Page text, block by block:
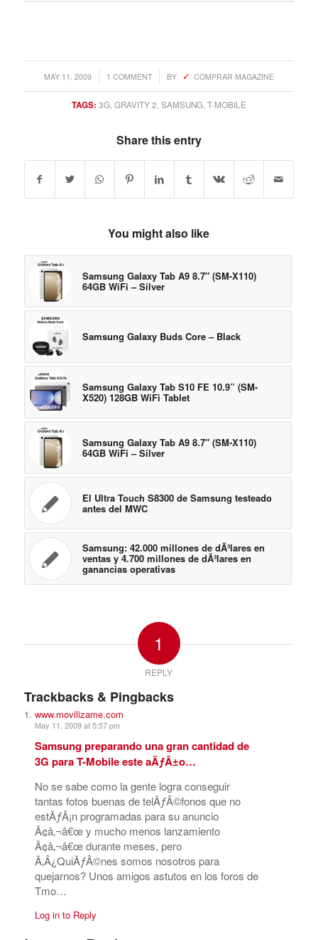
MAY 11, 2009
/ 1 COMMENT
/ BY COMPRAR MAGAZINE
TAGS: 3G, GRAVITY 2 SAMSUNG, T-MOBILE
Share this entry
You might also like
Samsung Galaxy Tab A9 8.7″ (SM-X110)
64GB WiFi – Silver
Samsung Galaxy Buds Core – Black
Samsung Galaxy Tab S10 FE 10.9” (SM-
X520) 128GB WiFi Tablet
Samsung Galaxy Tab A9 8.7″ (SM-X110)
64GB WiFi – Silver
El Ultra Touch S8300 de Samsung testeado
antes del MWC
Samsung: 42.000 millones de dÃ³lares en
ventas y 4.700 millones de dÃ³lares en
ganancias operativas
1
REPLY
Trackbacks & Pingbacks
www.movilizame.com
May 11, 2009 at 5:57 pm
Samsung preparando una gran cantidad de
3G para T-Mobile este aÃƒÂ±o…
No se sabe como la gente logra conseguir
tantas fotos buenas de telÃƒÂ©fonos que no
estÃƒÂ¡n programadas para su anuncio
Ã¢â‚¬â€œ y mucho menos lanzamiento
Ã¢â‚¬â€œ durante meses, pero
Ã‚Â¿QuiÃƒÂ©nes somos nosotros para
quejarnos? Unos amigos astutos en los foros de
Tmo…
Log in to Reply